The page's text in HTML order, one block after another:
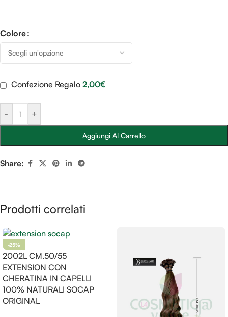
Colore
- +
Aggiungi Al Carrello
Confezione Regalo 2,00€
Share:
Prodotti correlati
-25%
2002L CM.50/55
EXTENSION CON
CHERATINA IN CAPELLI
100% NATURALI SOCAP
ORIGINAL